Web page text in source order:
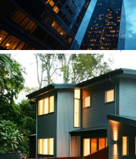
FAYDALI
Villa Dış
Piksel Alüminyum